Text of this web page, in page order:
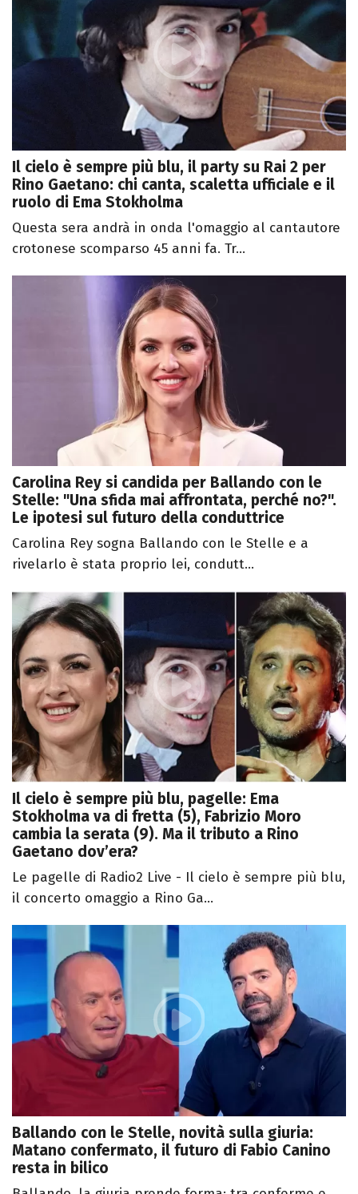
Il cielo è sempre più blu, il party su Rai 2 per
Rino Gaetano: chi canta, scaletta ufficiale e il
ruolo di Ema Stokholma
Questa sera andrà in onda l'omaggio al cantautore
crotonese scomparso 45 anni fa. Tr...
Carolina Rey si candida per Ballando con le
Stelle: "Una sfida mai affrontata, perché no?".
Le ipotesi sul futuro della conduttrice
Carolina Rey sogna Ballando con le Stelle e a
rivelarlo è stata proprio lei, condutt...
Il cielo è sempre più blu, pagelle: Ema
Stokholma va di fretta (5), Fabrizio Moro
cambia la serata (9). Ma il tributo a Rino
Gaetano dov’era?
Le pagelle di Radio2 Live - Il cielo è sempre più blu,
il concerto omaggio a Rino Ga...
Ballando con le Stelle, novità sulla giuria:
Matano confermato, il futuro di Fabio Canino
resta in bilico